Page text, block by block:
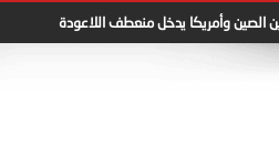
الصين وأمريكا يدخل منعطف اللاعودة